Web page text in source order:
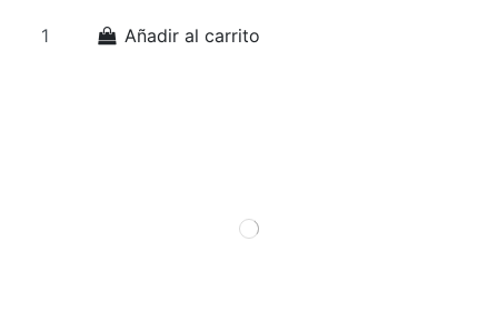
Añadir al carrito